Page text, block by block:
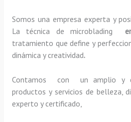
Somos una empresa experta y
La técnica de microblading en
tratamiento que define y
dinámica y creatividad.
Contamos con un amplio y
productos y servicios de belleza,
experto y certificado,